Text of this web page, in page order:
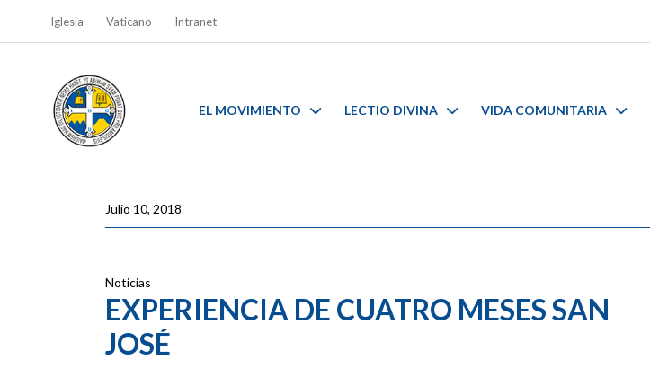
Iglesia Vaticano Intranet
EL MOVIMIENTO LECTIO DIVINA VIDA COMUNITARIA
Julio 10, 2018
Noticias
EXPERIENCIA DE CUATRO MESES SAN
JOSÉ